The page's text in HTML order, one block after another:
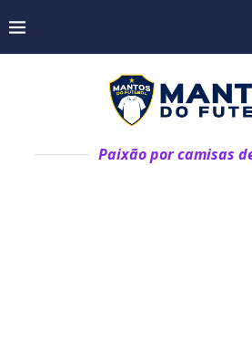
Paixão por camisas